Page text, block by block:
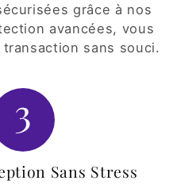
grâce à nos
avancées, vous
sans souci.
3
Sans Stress